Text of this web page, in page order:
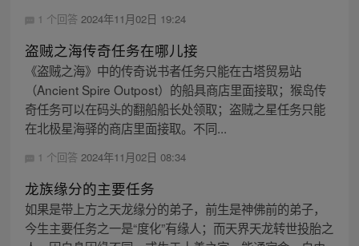
1 个回答 2024年11月02日 19:24
盗贼之海传奇任务在哪儿接
《盗贼之海》中的传奇说书者任务只能在古塔贸易站
（Ancient Spire Outpost）的船具商店里面接取；猴岛传
奇任务可以在码头的翻船船长处领取；盗贼之星任务只能
在北极星海驿的商店里面接取。不同...
1 个回答 2024年11月02日 08:34
龙族缘分的主要任务
如果是带上方之天龙缘分的弟子，前生是神佛前的弟子，
今生主要任务之一是“度化”有缘人；而天界天龙转世投胎之